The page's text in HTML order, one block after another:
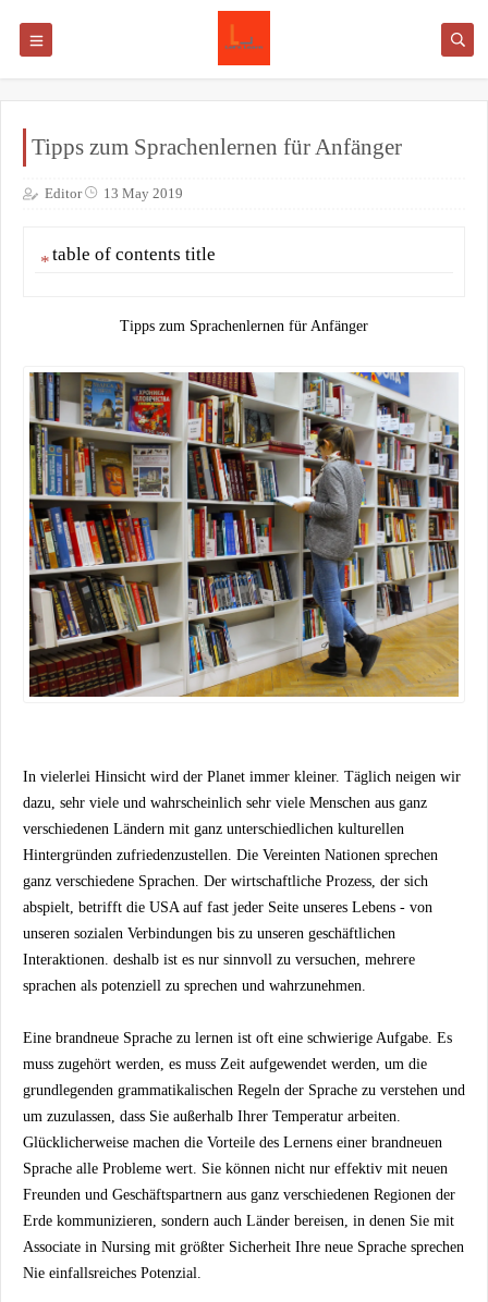
Tipps zum Sprachenlernen für Anfänger
Editor 13 May 2019
table of contents title
Tipps zum Sprachenlernen für Anfänger
In vielerlei Hinsicht wird der Planet immer kleiner. Täglich neigen wir
dazu, sehr viele und wahrscheinlich sehr viele Menschen aus ganz
verschiedenen Ländern mit ganz unterschiedlichen kulturellen
Hintergründen zufriedenzustellen. Die Vereinten Nationen sprechen
ganz verschiedene Sprachen. Der wirtschaftliche Prozess, der sich
abspielt, betrifft die USA auf fast jeder Seite unseres Lebens - von
unseren sozialen Verbindungen bis zu unseren geschäftlichen
Interaktionen. deshalb ist es nur sinnvoll zu versuchen, mehrere
sprachen als potenziell zu sprechen und wahrzunehmen.
Eine brandneue Sprache zu lernen ist oft eine schwierige Aufgabe. Es
muss zugehört werden, es muss Zeit aufgewendet werden, um die
grundlegenden grammatikalischen Regeln der Sprache zu verstehen und
um zuzulassen, dass Sie außerhalb Ihrer Temperatur arbeiten.
Glücklicherweise machen die Vorteile des Lernens einer brandneuen
Sprache alle Probleme wert. Sie können nicht nur effektiv mit neuen
Freunden und Geschäftspartnern aus ganz verschiedenen Regionen der
Erde kommunizieren, sondern auch Länder bereisen, in denen Sie mit
Associate in Nursing mit größter Sicherheit Ihre neue Sprache sprechen
Nie einfallsreiches Potenzial.